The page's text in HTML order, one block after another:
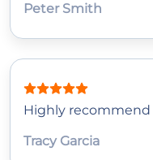
Peter Smith
Highly recommend
Tracy Garcia